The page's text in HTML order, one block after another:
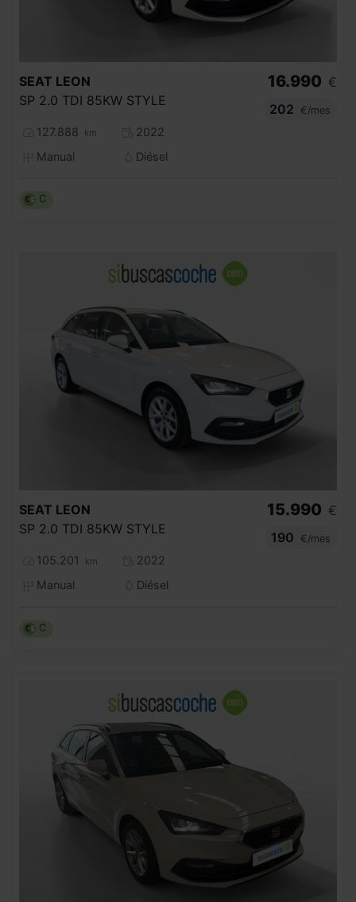
SEAT LEON
SP 2.0 TDI 85KW STYLE
127.888 km
2022
Manual
Diésel
16.990 €
202
€/mes
C
SEAT LEON
SP 2.0 TDI 85KW STYLE
105.201 km
2022
Manual
Diésel
15.990 €
190
€/mes
C